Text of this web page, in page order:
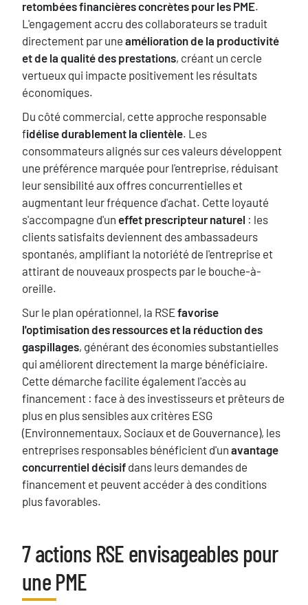
retombées financières concrètes pour les PME.
L'engagement accru des collaborateurs se traduit
directement par une amélioration de la productivité
et de la qualité des prestations, créant un cercle
vertueux qui impacte positivement les résultats
économiques.
Du côté commercial, cette approche responsable
fidélise durablement la clientèle. Les
consommateurs alignés sur ces valeurs développent
une préférence marquée pour l'entreprise, réduisant
leur sensibilité aux offres concurrentielles et
augmentant leur fréquence d'achat. Cette loyauté
s'accompagne d'un effet prescripteur naturel : les
clients satisfaits deviennent des ambassadeurs
spontanés, amplifiant la notoriété de l'entreprise et
attirant de nouveaux prospects par le bouche-à-
oreille.
Sur le plan opérationnel, la RSEfavorise
l'optimisation des ressources et la réduction des
gaspillages, générant des économies substantielles
qui améliorent directement la marge bénéficiaire.
Cette démarche facilite également l'accès au
financement : face à des investisseurs et prêteurs de
plus en plus sensibles aux critères ESG
(Environnementaux, Sociaux et de Gouvernance), les
entreprises responsables bénéficient d'un avantage
concurrentiel décisif dans leurs demandes de
financement et peuvent accéder à des conditions
plus favorables.
Titre
​7 actions RSE envisageables pour
une PME